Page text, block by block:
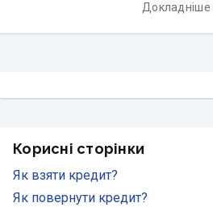
Докладніше
Корисні сторінки
Як взяти кредит?
Як повернути кредит?